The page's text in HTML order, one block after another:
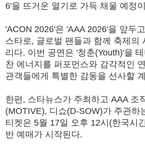
6'을 뜨거운 열기로 가득 채울 예정
'ACON 2026'은 'AAA 2026'을 앞두
스타로, 글로벌 팬들과 함께 축제의
리다. 이번 공연은 '청춘(Youth)'을
찬 에너지를 퍼포먼스와 감각적인
관객들에게 특별한 감동을 선사할
한편, 스타뉴스가 주최하고 AAA 조
(MOTIVE), 디쇼(D-SOW)가 주관하
티켓은 5월 17일 오후 12시(한국시
반 예매가 시작된다.